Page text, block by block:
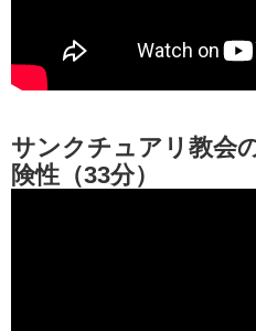
サンクチュアリ教会
険性（33分）